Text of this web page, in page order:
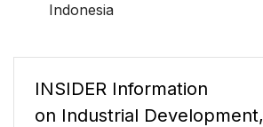
Indonesia
INSIDER Information
on Industrial Development,